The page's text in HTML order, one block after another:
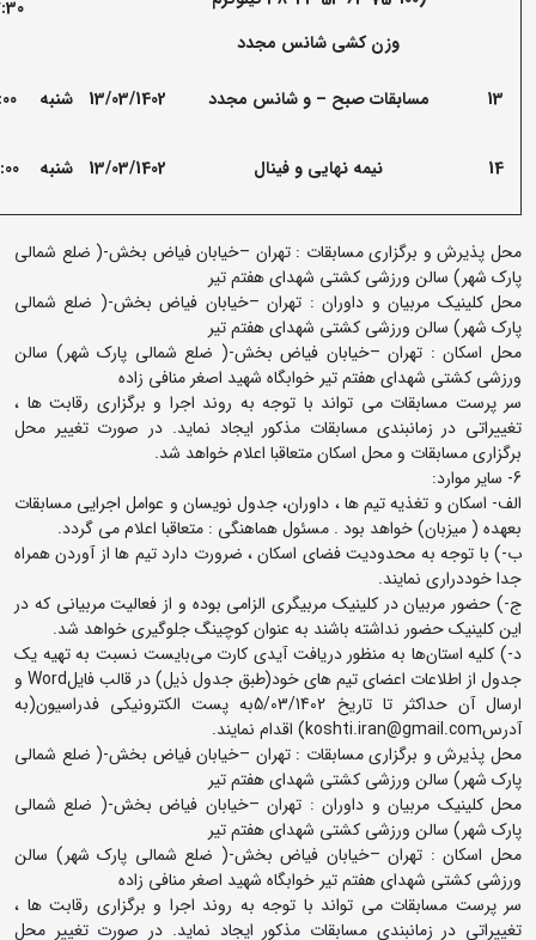
وزن کشی شانس مجدد
13 مسابقات صبح – و شانس مجدد 13/03/1402 شنبه
14 نیمه نهایی و فینال 13/03/1402 شنبه
محل پذیرش و برگزاری مسابقات : تهران –خیابان فیاض بخش-( ضلع شمالی
پارک شهر) سالن ورزشی کشتی شهدای هفتم تیر
محل کلینیک مربیان و داوران : تهران –خیابان فیاض بخش-( ضلع شمالی
پارک شهر) سالن ورزشی کشتی شهدای هفتم تیر
محل اسکان : تهران –خیابان فیاض بخش-( ضلع شمالی پارک شهر) سالن
ورزشی کشتی شهدای هفتم تیر خوابگاه شهید اصغر منافی زاده
سر پرست مسابقات می تواند با توجه به روند اجرا و برگزاری رقابت ها ،
تغییراتی در زمانبندی مسابقات مذکور ایجاد نماید. در صورت تغییر محل
برگزاری مسابقات و محل اسکان متعاقبا اعلام خواهد شد.
6- سایر موارد:
الف- اسکان و تغذیه تیم ها ، داوران، جدول نویسان و عوامل اجرایی مسابقات
بعهده ( میزبان) خواهد بود . مسئول هماهنگی : متعاقبا اعلام می گردد.
ب-) با توجه به محدودیت فضای اسکان ، ضرورت دارد تیم ها از آوردن همراه
جدا خوددراری نمایند.
ج-) حضور مربیان در کلینیک مربیگری الزامی بوده و از فعالیت مربیانی که در
این کلینیک حضور نداشته باشند به عنوان کوچینگ جلوگیری خواهد شد.
د-) کلیه استان‌ها به منظور دریافت آیدی کارت می‌بایست نسبت به تهیه یک
جدول از اطلاعات اعضای تیم های خود(طبق جدول ذیل) در قالب فایلWord و
ارسال آن حداکثر تا تاریخ 5/03/1402به پست الکترونیکی فدراسیون(به
آدرسkoshti.iran@gmail.com) اقدام نمایند.
محل پذیرش و برگزاری مسابقات : تهران –خیابان فیاض بخش-( ضلع شمالی
پارک شهر) سالن ورزشی کشتی شهدای هفتم تیر
محل کلینیک مربیان و داوران : تهران –خیابان فیاض بخش-( ضلع شمالی
پارک شهر) سالن ورزشی کشتی شهدای هفتم تیر
محل اسکان : تهران –خیابان فیاض بخش-( ضلع شمالی پارک شهر) سالن
ورزشی کشتی شهدای هفتم تیر خوابگاه شهید اصغر منافی زاده
سر پرست مسابقات می تواند با توجه به روند اجرا و برگزاری رقابت ها ،
تغییراتی در زمانبندی مسابقات مذکور ایجاد نماید. در صورت تغییر محل